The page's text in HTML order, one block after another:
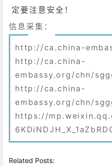
定要注意安全！
信息采集：
http://ca.china-
http://ca.china-
embassy.org/chn/
http://ca.china-
embassy.org/chn/
https://
Related Posts: